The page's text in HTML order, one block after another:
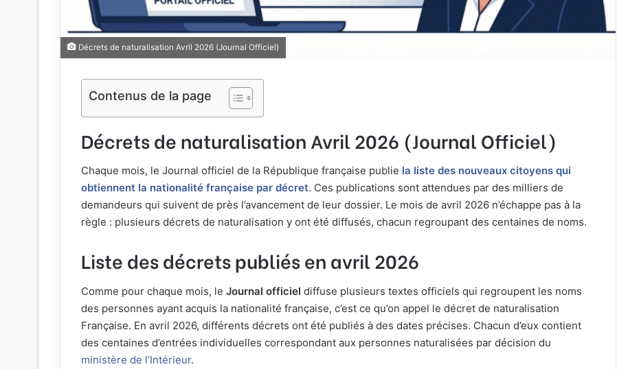
Décrets de naturalisation Avril 2026 (Journal Officiel)
Contenus de la page
Décrets de naturalisation Avril 2026 (Journal Officiel)
Chaque mois, le Journal officiel de la République française publie la liste des nouveaux citoyens qui
obtiennent la nationalité française par décret. Ces publications sont attendues par des milliers de
demandeurs qui suivent de près l’avancement de leur dossier. Le mois de avril 2026 n’échappe pas à la
règle : plusieurs décrets de naturalisation y ont été diffusés, chacun regroupant des centaines de noms.
Liste des décrets publiés en avril 2026
Comme pour chaque mois, le Journal officiel diffuse plusieurs textes officiels qui regroupent les noms
des personnes ayant acquis la nationalité française, c’est ce qu’on appel le décret de naturalisation
Française. En avril 2026, différents décrets ont été publiés à des dates précises. Chacun d’eux contient
des centaines d’entrées individuelles correspondant aux personnes naturalisées par décision du
ministère de l’Intérieur.